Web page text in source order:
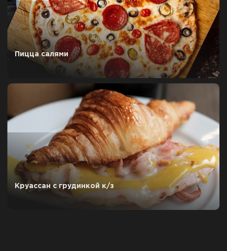
Пицца салями
Круассан с грудинкой к/з